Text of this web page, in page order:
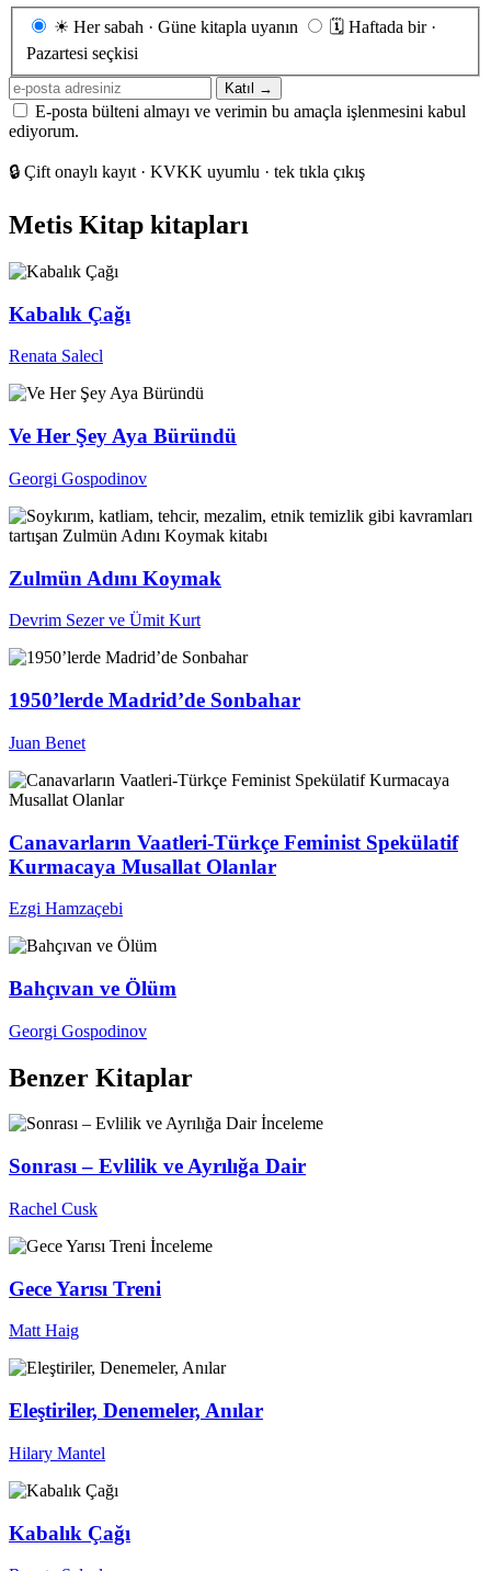
Gönderim
☀ Her sabah · Güne kitapla uyanın 🗓 Haftada bir ·
Pazartesi seçkisi
E-
posta
adresiniz
Katıl →
E-posta bülteni almayı ve verimin bu amaçla işlenmesini kabul
ediyorum.
🔒 Çift onaylı kayıt · KVKK uyumlu · tek tıkla çıkış
Metis Kitap kitapları
Kabalık Çağı
Renata Salecl
Ve Her Şey Aya Büründü
Georgi Gospodinov
Zulmün Adını Koymak
Devrim Sezer ve Ümit Kurt
1950’lerde Madrid’de Sonbahar
Juan Benet
Canavarların Vaatleri-Türkçe Feminist Spekülatif
Kurmacaya Musallat Olanlar
Ezgi Hamzaçebi
Bahçıvan ve Ölüm
Georgi Gospodinov
Benzer Kitaplar
İnceleme
Sonrası – Evlilik ve Ayrılığa Dair
Rachel Cusk
İnceleme
Gece Yarısı Treni
Matt Haig
Eleştiriler, Denemeler, Anılar
Hilary Mantel
Kabalık Çağı